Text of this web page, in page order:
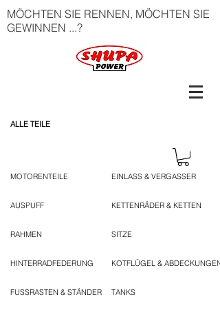
MÖCHTEN SIE RENNEN, MÖCHTEN SIE
GEWINNEN ...?
ALLE TEILE
MOTORENTEILE
AUSPUFF
RAHMEN
HINTERRADFEDERUNG
FUSSRASTEN & STÄNDER
EINLASS & VERGASSER
KETTENRÄDER & KETTEN
SITZE
KOTFLÜGEL & ABDECKUNGEN
TANKS